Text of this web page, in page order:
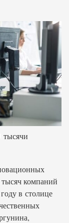
тысячи
компаний
в столице